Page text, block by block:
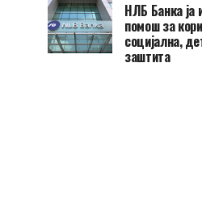
НЛБ Банка ја
помош за
социјална,
заштита